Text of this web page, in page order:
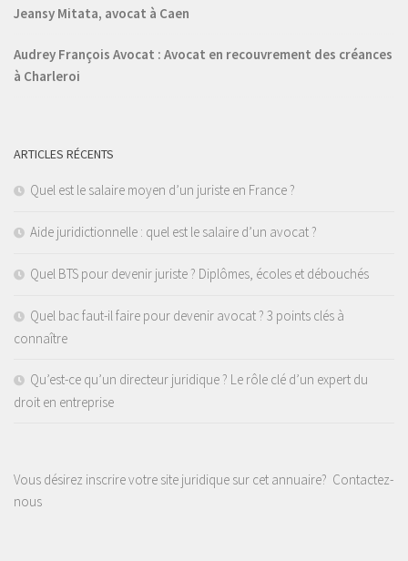
Jeansy Mitata, avocat à Caen
Audrey François Avocat : Avocat en recouvrement des créances
à Charleroi
ARTICLES RÉCENTS
Quel est le salaire moyen d’un juriste en France ?
Aide juridictionnelle : quel est le salaire d’un avocat ?
Quel BTS pour devenir juriste ? Diplômes, écoles et débouchés
Quel bac faut-il faire pour devenir avocat ? 3 points clés à
connaître
Qu’est-ce qu’un directeur juridique ? Le rôle clé d’un expert du
droit en entreprise
Vous désirez inscrire votre site juridique sur cet annuaire? Contactez-
nous